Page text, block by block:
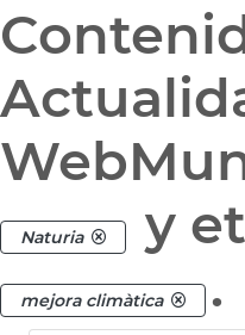
Naturia y
mejora climàtica .